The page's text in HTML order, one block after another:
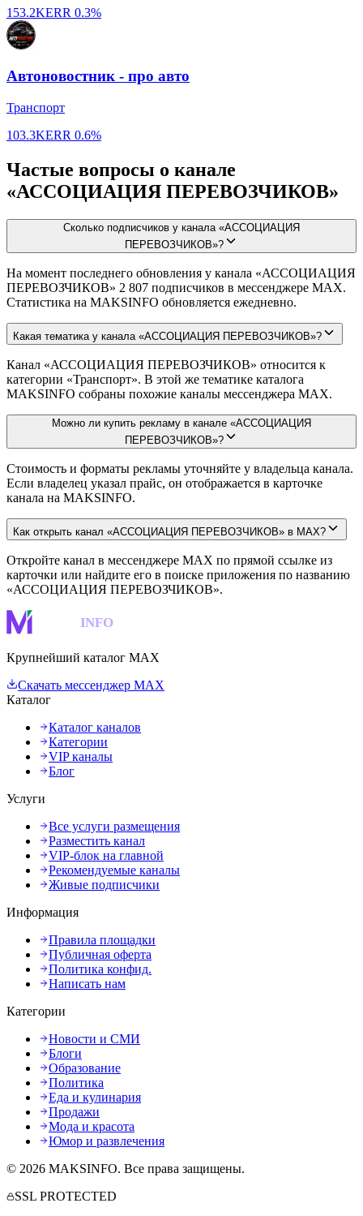
153.2KERR 0.3%
Автоновостник - про авто
Транспорт
103.3KERR 0.6%
Частые вопросы о канале
«АССОЦИАЦИЯ ПЕРЕВОЗЧИКОВ»
Сколько подписчиков у канала «АССОЦИАЦИЯ
ПЕРЕВОЗЧИКОВ»?
На момент последнего обновления у канала «АССОЦИАЦИЯ
ПЕРЕВОЗЧИКОВ» 2 807 подписчиков в мессенджере MAX.
Статистика на MAKSINFO обновляется ежедневно.
Какая тематика у канала «АССОЦИАЦИЯ ПЕРЕВОЗЧИКОВ»?
Канал «АССОЦИАЦИЯ ПЕРЕВОЗЧИКОВ» относится к
категории «Транспорт». В этой же тематике каталога
MAKSINFO собраны похожие каналы мессенджера MAX.
Можно ли купить рекламу в канале «АССОЦИАЦИЯ
ПЕРЕВОЗЧИКОВ»?
Стоимость и форматы рекламы уточняйте у владельца канала.
Если владелец указал прайс, он отображается в карточке
канала на MAKSINFO.
Как открыть канал «АССОЦИАЦИЯ ПЕРЕВОЗЧИКОВ» в MAX?
Откройте канал в мессенджере MAX по прямой ссылке из
карточки или найдите его в поиске приложения по названию
«АССОЦИАЦИЯ ПЕРЕВОЗЧИКОВ».
INFO
Крупнейший каталог MAX
Скачать мессенджер MAX
Каталог
Каталог каналов
Категории
VIP каналы
Блог
Услуги
Все услуги размещения
Разместить канал
VIP-блок на главной
Рекомендуемые каналы
Живые подписчики
Информация
Правила площадки
Публичная оферта
Политика конфид.
Написать нам
Категории
Новости и СМИ
Блоги
Образование
Политика
Еда и кулинария
Продажи
Мода и красота
Юмор и развлечения
© 2026 MAKSINFO. Все права защищены.
SSL PROTECTED